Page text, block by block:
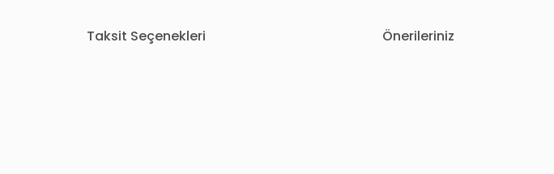
Taksit Seçenekleri Önerileriniz